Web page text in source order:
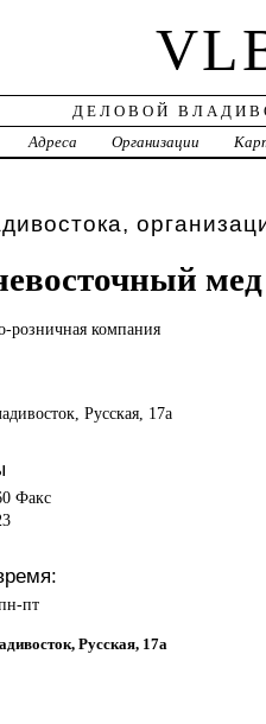
ДЕЛОВОЙ
Адреса
Организации
мед
розничная компания
Русская, 17а
Факс
пт
Русская, 17а